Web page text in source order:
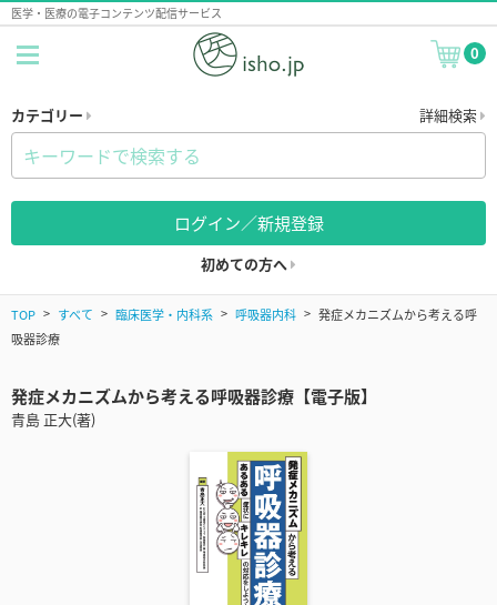
医学・医療の電子コンテンツ配信サービス
0
カテゴリー 詳細検索
ログイン／新規登録
初めての方へ
TOP すべて 臨床医学・内科系 呼吸器内科
発症メカニズムから考える呼
吸器診療
発症メカニズムから考える呼吸器診療【電子版】
青島 正大(著)